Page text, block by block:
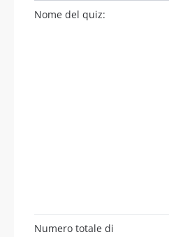
Nome del quiz:
Numero totale di